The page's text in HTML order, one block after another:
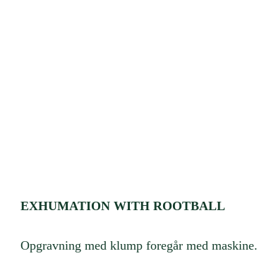
EXHUMATION WITH ROOTBALL
Opgravning med klump foregår med maskine.